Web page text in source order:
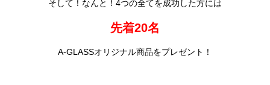
そして！なんと！4つの全てを成功した方には
先着20名
A-GLASSオリジナル商品をプレゼント！